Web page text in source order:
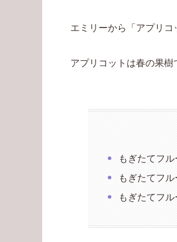
エミリーから「アプリコ
アプリコットは春の果樹
もぎたてフ
もぎたてフ
もぎたてフ